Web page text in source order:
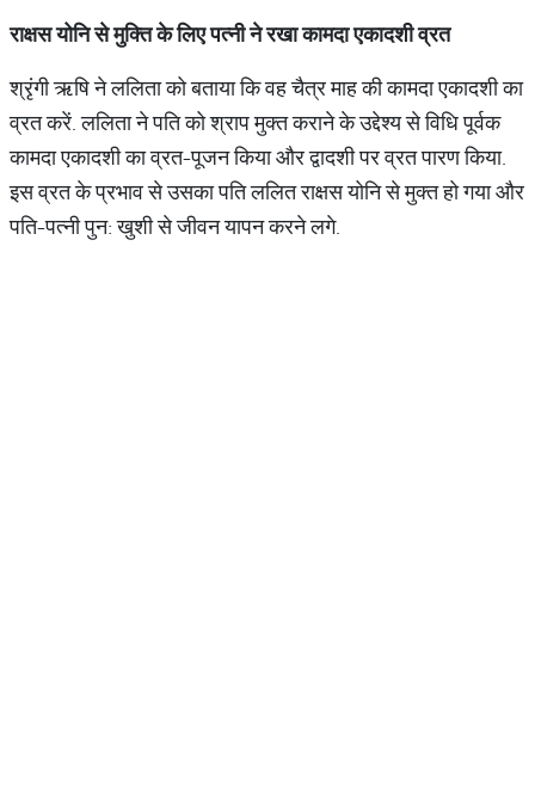
राक्षसयोनिसेमुक्तिकेलिएपत्नीनेरखाकामदाएकादशीव्रत
श्रृंगी ऋषि ने ललिता को बताया कि वह चैत्र माह की कामदा एकादशी का
व्रत करें. ललिता ने पति को श्राप मुक्त कराने के उद्देश्य से विधि पूर्वक
कामदा एकादशी का व्रत-पूजन किया और द्वादशी पर व्रत पारण किया.
इस व्रत के प्रभाव से उसका पति ललित राक्षस योनि से मुक्त हो गया और
पति-पत्नी पुन: खुशी से जीवन यापन करने लगे.